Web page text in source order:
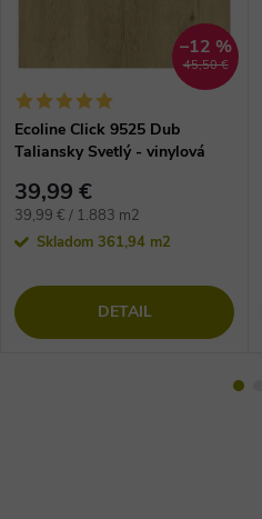
45,50 €
–12 %
Ecoline Click 9525 Dub
Taliansky Svetlý - vinylová
39,99 €
Jednotková
cena:
39,99 € / 1.883 m2
Skladom 361,94 m2
DETAIL